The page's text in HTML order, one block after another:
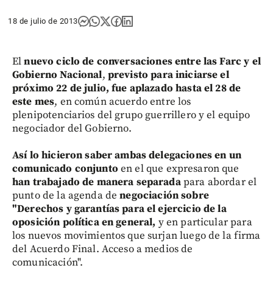
18 de julio de 2013
Elnuevo ciclo de conversaciones entre las Farc y el
Gobierno Nacional, previsto para iniciarse el
próximo 22 de julio, fue aplazado hasta el 28 de
este mes, en común acuerdo entre los
plenipotenciarios del grupo guerrillero y el equipo
negociador del Gobierno.
Así lo hicieron saber ambas delegaciones en un
comunicado conjunto en el que expresaron que
han trabajado de manera separadapara abordar el
punto de la agenda denegociación sobre
"Derechos y garantías para el ejercicio de la
oposición política en general, y en particular para
los nuevos movimientos que surjan luego de la firma
del Acuerdo Final. Acceso a medios de
comunicación".